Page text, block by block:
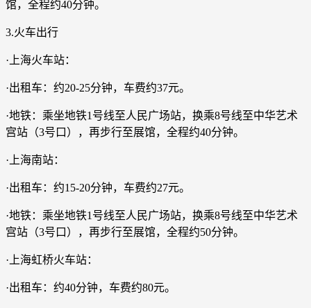
馆，全程约40分钟。
3.火车出行
·上海火车站：
·出租车：约20-25分钟，车费约37元。
·地铁：乘坐地铁1号线至人民广场站，换乘8号线至中华艺术
宫站（3号口），再步行至展馆，全程约40分钟。
·上海南站：
·出租车：约15-20分钟，车费约27元。
·地铁：乘坐地铁1号线至人民广场站，换乘8号线至中华艺术
宫站（3号口），再步行至展馆，全程约50分钟。
·上海虹桥火车站：
·出租车：约40分钟，车费约80元。